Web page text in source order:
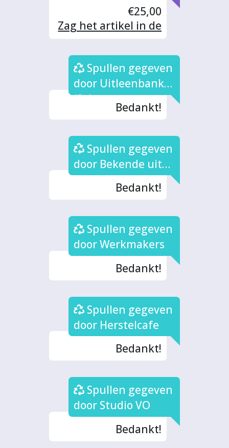
€25,00
Zag het artikel in de
het een succes
maken
Spullen gegeven
door Uitleenbank
(2x)
Bedankt!
Spullen gegeven
door Bekende uit
het netwerk
Bedankt!
Spullen gegeven
door Werkmakers
Bedankt!
Spullen gegeven
door Herstelcafe
Bedankt!
Spullen gegeven
door Studio VO
Bedankt!